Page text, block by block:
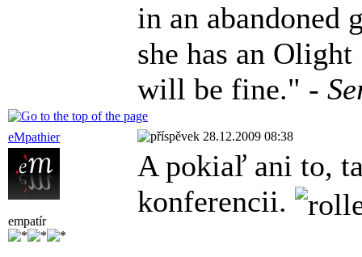
in an abandoned
she has an
will be fine." -
eMpathier 28.12.2009 08:38
empatír
A pokiaľ ani to,
konferencii.